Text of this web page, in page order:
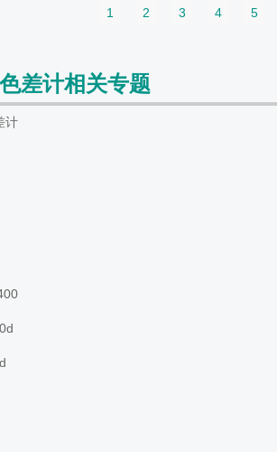
1 2 3 4 5
差计相关专题
计